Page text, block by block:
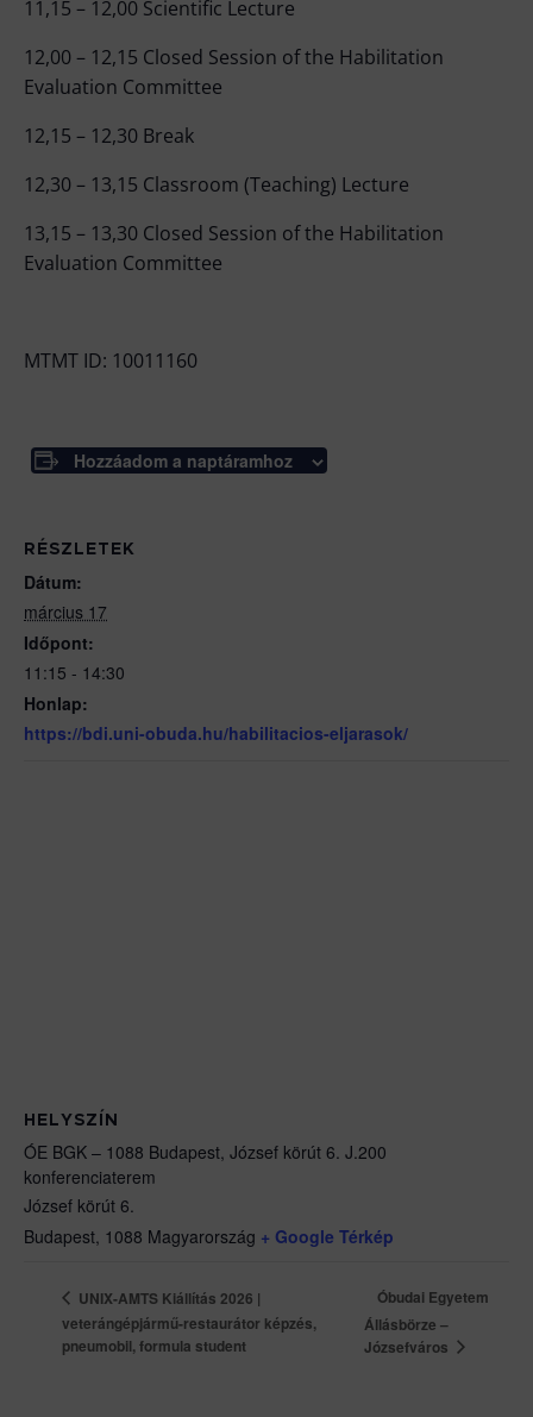
11,15 – 12,00 Scientific Lecture
12,00 – 12,15 Closed Session of the Habilitation
Evaluation Committee
12,15 – 12,30 Break
12,30 – 13,15 Classroom (Teaching) Lecture
13,15 – 13,30 Closed Session of the Habilitation
Evaluation Committee
MTMT ID: 10011160
Hozzáadom a naptáramhoz
RÉSZLETEK
Dátum:
március 17
Időpont:
11:15 - 14:30
Honlap:
https://bdi.uni-obuda.hu/habilitacios-eljarasok/
HELYSZÍN
ÓE BGK – 1088 Budapest, József körút 6. J.200
konferenciaterem
József körút 6.
Budapest, 1088 Magyarország + Google Térkép
UNIX-AMTS Kiállítás 2026 |
veterángépjármű-restaurátor képzés,
pneumobil, formula student
Óbudai Egyetem
Állásbörze –
Józsefváros